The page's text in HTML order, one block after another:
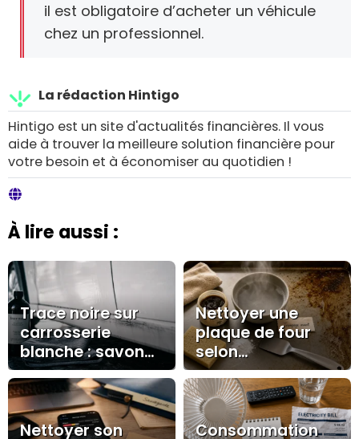
il est obligatoire d’acheter un véhicule
chez un professionnel.
La rédaction Hintigo
Hintigo est un site d'actualités financières. Il vous
aide à trouver la meilleure solution financière pour
votre besoin et à économiser au quotidien !
À lire aussi :
Trace noire sur
carrosserie
blanche : savon
noir, polish ou
carrossier ?
Nettoyer une
plaque de four
selon
l’encrassement :
savon noir,
bicarbonate ou
dégraissant
Nettoyer son
Consommation